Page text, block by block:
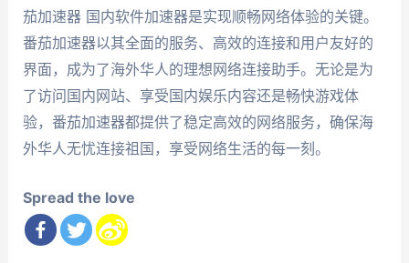
茄加速器 国内软件加速器是实现顺畅网络体验的关键。
番茄加速器以其全面的服务、高效的连接和用户友好的
界面，成为了海外华人的理想网络连接助手。无论是为
了访问国内网站、享受国内娱乐内容还是畅快游戏体
验，番茄加速器都提供了稳定高效的网络服务，确保海
外华人无忧连接祖国，享受网络生活的每一刻。
Spread the love